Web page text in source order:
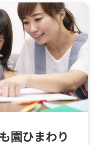
園ひまわり